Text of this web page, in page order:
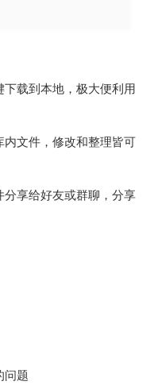
载到本地，极大便利用
内文件，修改和整理皆可
享给好友或群聊，分享
问题